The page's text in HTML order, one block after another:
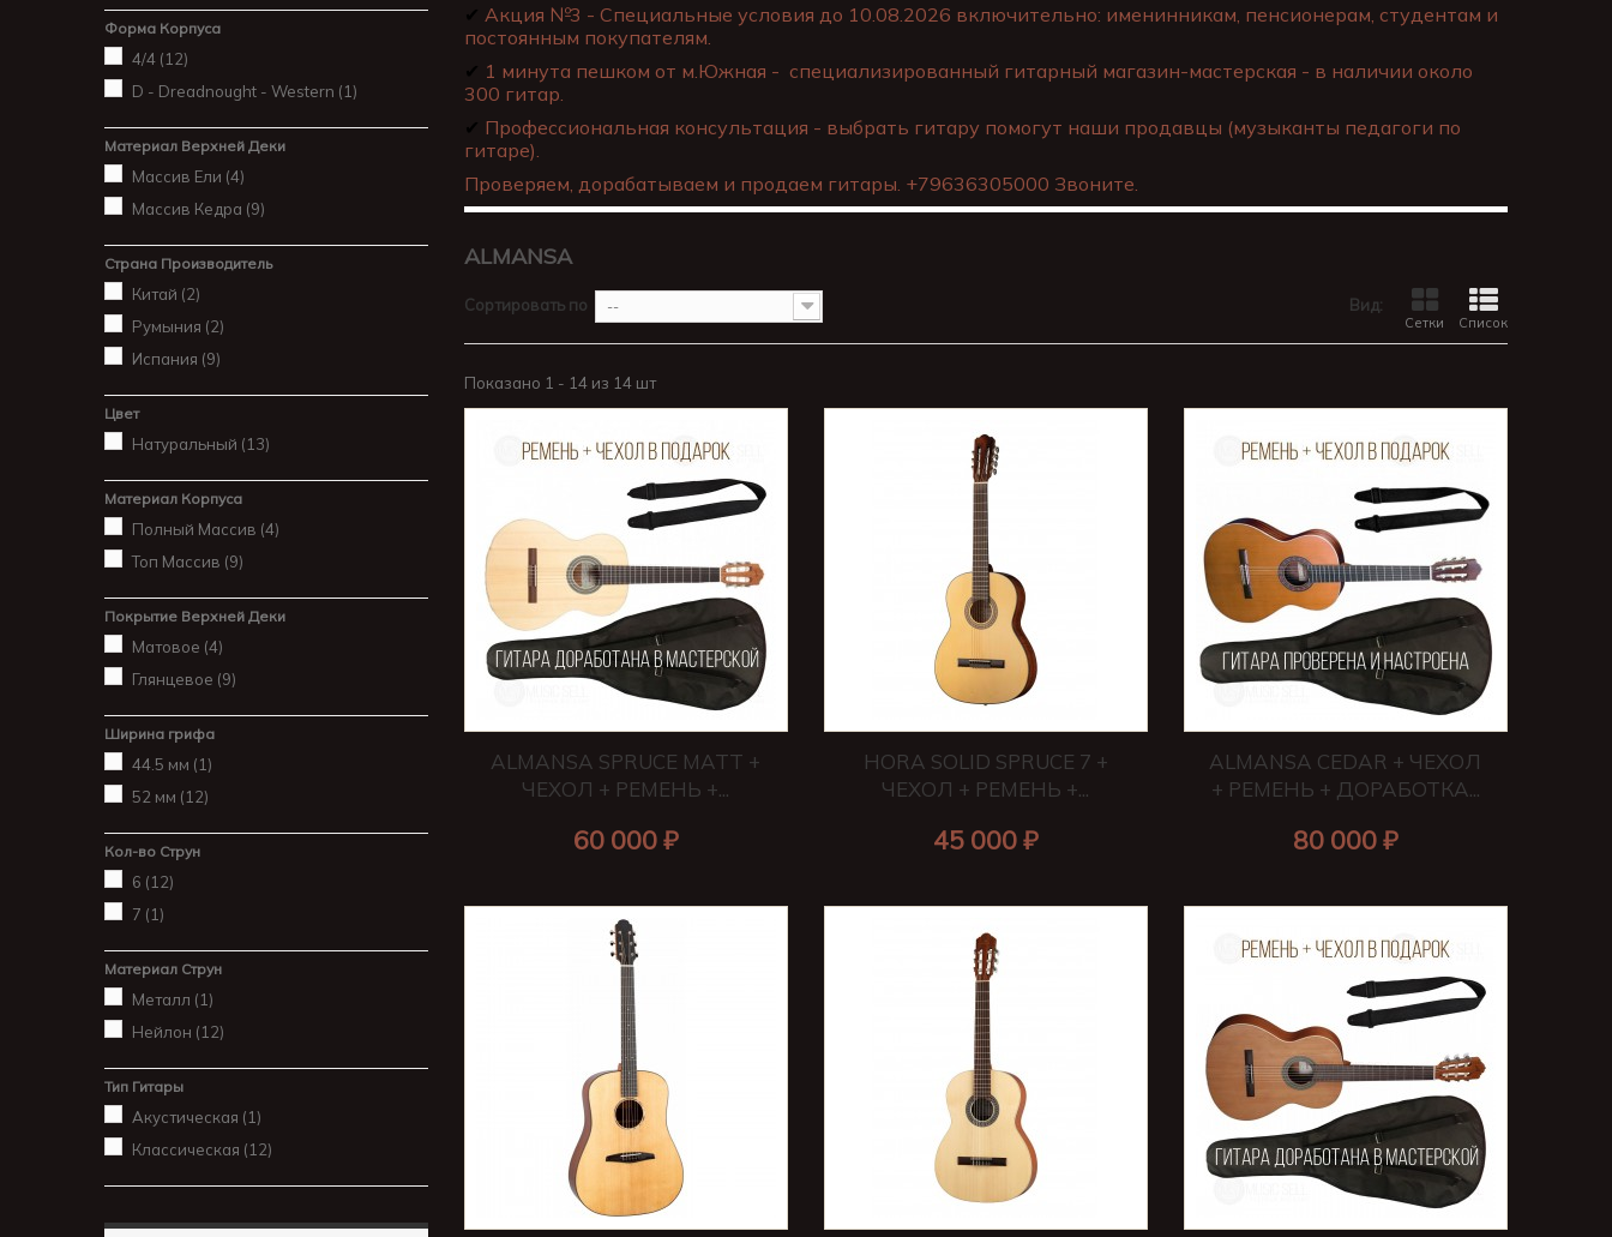
Форма Корпуса
4/4 (12)
D - Dreadnought - Western (1)
Материал Верхней Деки
Массив Ели (4)
Массив Кедра (9)
Страна Производитель
Китай (2)
Румыния (2)
Испания (9)
Цвет
Натуральный (13)
Материал Корпуса
Полный Массив (4)
Топ Массив (9)
Покрытие Верхней Деки
Матовое (4)
Глянцевое (9)
Ширина грифа
44.5 мм (1)
52 мм (12)
Кол-во Струн
6 (12)
7 (1)
Материал Струн
Металл (1)
Нейлон (12)
Тип Гитары
Акустическая (1)
Классическая (12)
✔ Акция №3 - Специальные условия до 10.08.2026 включительно: именинникам, пенсионерам, студентам и
постоянным покупателям.
✔ 1 минута пешком от м.Южная - специализированный гитарный магазин-мастерская - в наличии около
300 гитар.
✔ Профессиональная консультация - выбрать гитару помогут наши продавцы (музыканты педагоги по
гитаре).
Проверяем, дорабатываем и продаем гитары. +79636305000 Звоните.
ALMANSA
Вид:
Сетки Список
Сортировать по --
Показано 1 - 14 из 14 шт
ALMANSA SPRUCE MATT +
ЧЕХОЛ + РЕМЕНЬ +...
60 000 ₽
HORA SOLID SPRUCE 7 +
ЧЕХОЛ + РЕМЕНЬ +...
45 000 ₽
ALMANSA CEDAR + ЧЕХОЛ
+ РЕМЕНЬ + ДОРАБОТКА...
80 000 ₽